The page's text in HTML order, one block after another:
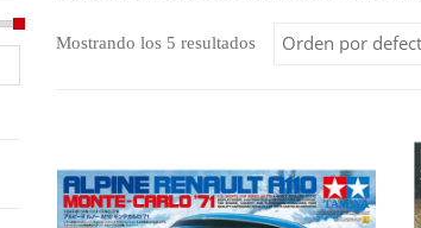
Mostrando los 5 resultados